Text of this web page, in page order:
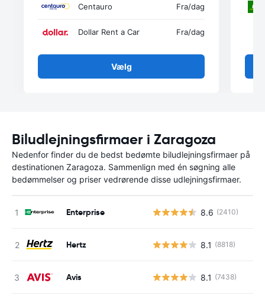
Centauro Fra/dag
Dollar Rent a Car Fra/dag
Vælg
Biludlejningsfirmaer i Zaragoza
Nedenfor finder du de bedst bedømte biludlejningsfirmaer på
destinationen Zaragoza. Sammenlign med én søgning alle
bedømmelser og priser vedrørende disse udlejningsfirmaer.
Enterprise 8.6 (2410)
Hertz 8.1 (8818)
Avis 8.1 (7438)